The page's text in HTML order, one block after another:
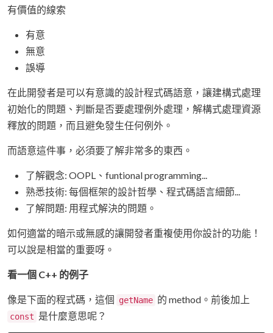
有價值的線索
有意
無意
誤導
在此開發者是可以有意識的設計程式碼語意，讓建構式處理
初始化的問題、判斷是否要處理例外處理，解構式處理資源
釋放的問題，而且避免發生任何例外。
而語意這件事，必須要了解非常多的東西。
了解觀念: OOPL、funtional programming...
熟悉技術: 每個框架的設計哲學、程式碼語言細節...
了解問題: 用程式解決的問題。
如何適當的暗示或無感的讓開發者重複使用你設計的功能！
可以說是相當的重要呀。
看一個 C++ 的例子
像是下面的程式碼，這個 getName 的 method。前後加上
const 是什麼意思呢？